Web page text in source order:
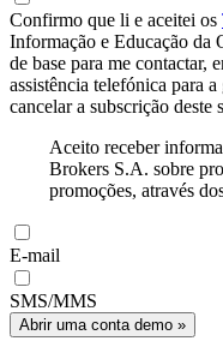
Confirmo que li e aceitei os
Informação e Educação
de base para me contactar,
assistência telefónica para
cancelar a subscrição
Aceito receber
Brokers S.A. sobre
promoções, através
E-mail
SMS/MMS
Abrir uma conta demo »